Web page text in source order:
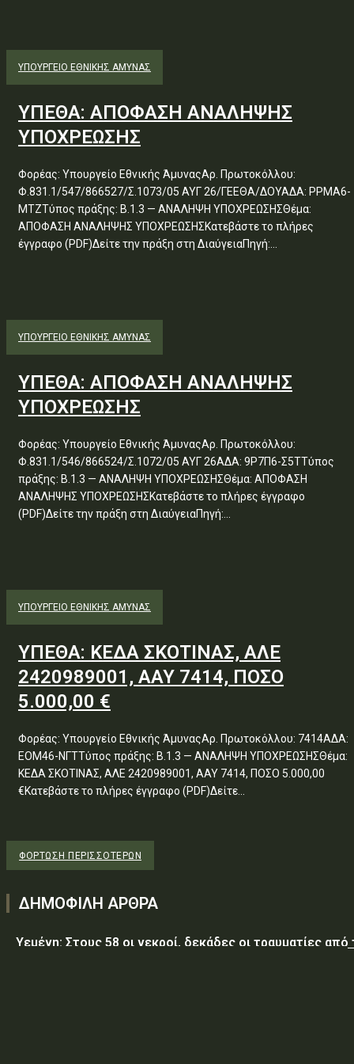
ΥΠΟΥΡΓΕΊΟ ΕΘΝΙΚΉΣ ΆΜΥΝΑΣ
ΥΠΕΘΑ: ΑΠΟΦΑΣΗ ΑΝΑΛΗΨΗΣ
ΥΠΟΧΡΕΩΣΗΣ
Φορέας: Υπουργείο Εθνικής ΆμυναςΑρ. Πρωτοκόλλου:
Φ.831.1/547/866527/Σ.1073/05 ΑΥΓ 26/ΓΕΕΘΑ/ΔΟΥΑΔΑ: ΡΡΜΑ6-
ΜΤΖΤύπος πράξης: Β.1.3 — ΑΝΑΛΗΨΗ ΥΠΟΧΡΕΩΣΗΣΘέμα:
ΑΠΟΦΑΣΗ ΑΝΑΛΗΨΗΣ ΥΠΟΧΡΕΩΣΗΣΚατεβάστε το πλήρες
έγγραφο (PDF)Δείτε την πράξη στη ΔιαύγειαΠηγή:...
ΥΠΟΥΡΓΕΊΟ ΕΘΝΙΚΉΣ ΆΜΥΝΑΣ
ΥΠΕΘΑ: ΑΠΟΦΑΣΗ ΑΝΑΛΗΨΗΣ
ΥΠΟΧΡΕΩΣΗΣ
Φορέας: Υπουργείο Εθνικής ΆμυναςΑρ. Πρωτοκόλλου:
Φ.831.1/546/866524/Σ.1072/05 ΑΥΓ 26ΑΔΑ: 9Ρ7Π6-Σ5ΤΤύπος
πράξης: Β.1.3 — ΑΝΑΛΗΨΗ ΥΠΟΧΡΕΩΣΗΣΘέμα: ΑΠΟΦΑΣΗ
ΑΝΑΛΗΨΗΣ ΥΠΟΧΡΕΩΣΗΣΚατεβάστε το πλήρες έγγραφο
(PDF)Δείτε την πράξη στη ΔιαύγειαΠηγή:...
ΥΠΟΥΡΓΕΊΟ ΕΘΝΙΚΉΣ ΆΜΥΝΑΣ
ΥΠΕΘΑ: ΚΕΔΑ ΣΚΟΤΙΝΑΣ, ΑΛΕ
2420989001, ΑΑΥ 7414, ΠΟΣΟ
5.000,00 €
Φορέας: Υπουργείο Εθνικής ΆμυναςΑρ. Πρωτοκόλλου: 7414ΑΔΑ:
ΕΟΜ46-ΝΓΤΤύπος πράξης: Β.1.3 — ΑΝΑΛΗΨΗ ΥΠΟΧΡΕΩΣΗΣΘέμα:
ΚΕΔΑ ΣΚΟΤΙΝΑΣ, ΑΛΕ 2420989001, ΑΑΥ 7414, ΠΟΣΟ 5.000,00
€Κατεβάστε το πλήρες έγγραφο (PDF)Δείτε...
ΦΌΡΤΩΣΗ ΠΕΡΙΣΣΟΤΈΡΩΝ
ΔΗΜΟΦΙΛΗ ΑΡΘΡΑ
Υεμένη: Στους 58 οι νεκροί, δεκάδες οι τραυματίες από